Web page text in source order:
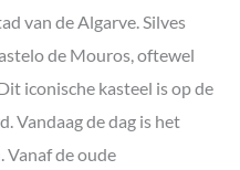
van de Algarve. Silves
de Mouros, oftewel
iconische kasteel is op de
Vandaag de dag is het
Vanaf de oude